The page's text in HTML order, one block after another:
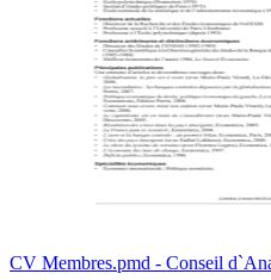
CV Membres.pmd - Conseil